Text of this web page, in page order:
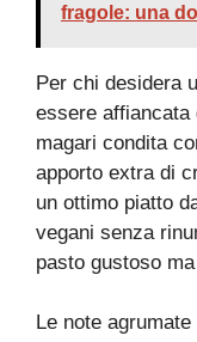
fragole: una
Per chi desidera
essere affiancata
magari condita
apporto extra di
un ottimo piatto
vegani senza
pasto gustoso
Le note